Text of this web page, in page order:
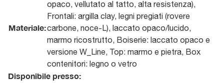
Materiale:
opaco, vellutato al tatto, alta resistenza),
Frontali: argilla clay, legni pregiati (rovere
carbone, noce-L), laccato opaco/lucido,
marmo ricostrutto, Boiserie: laccato opaco e
versione W_Line, Top: marmo e pietra, Box
contenitori: legno o vetro
Disponibile presso: